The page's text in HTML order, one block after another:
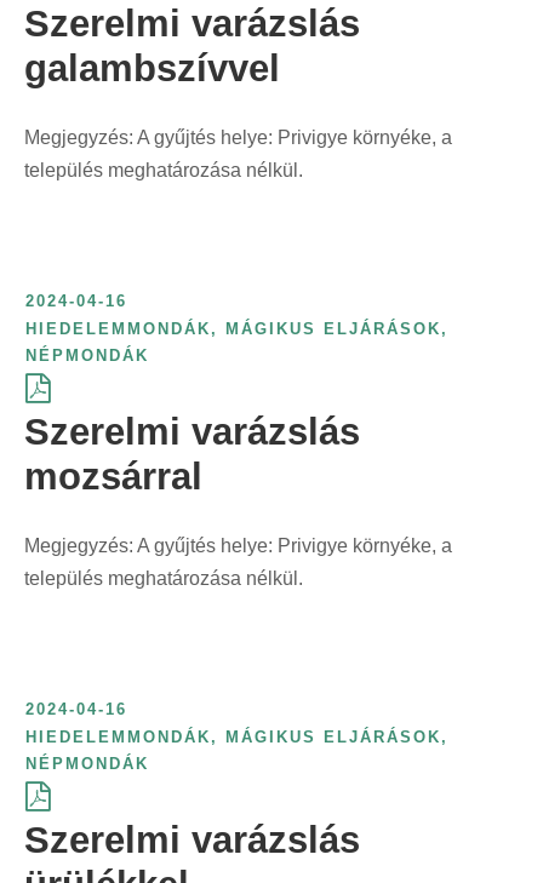
Szerelmi varázslás
galambszívvel
Megjegyzés: A gyűjtés helye: Privigye környéke, a
település meghatározása nélkül.
2024-04-16
HIEDELEMMONDÁK , MÁGIKUS ELJÁRÁSOK ,
NÉPMONDÁK
Szerelmi varázslás
mozsárral
Megjegyzés: A gyűjtés helye: Privigye környéke, a
település meghatározása nélkül.
2024-04-16
HIEDELEMMONDÁK , MÁGIKUS ELJÁRÁSOK ,
NÉPMONDÁK
Szerelmi varázslás